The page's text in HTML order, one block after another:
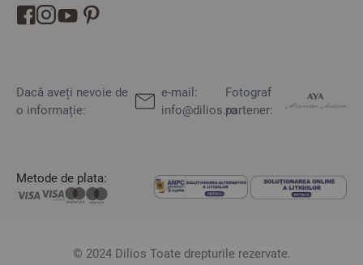
Dacă aveți nevoie de
o informație:
e-mail:
info@dilios.ro
Fotograf
partener:
Metode de plata:
© 2024 Dilios Toate drepturile rezervate.